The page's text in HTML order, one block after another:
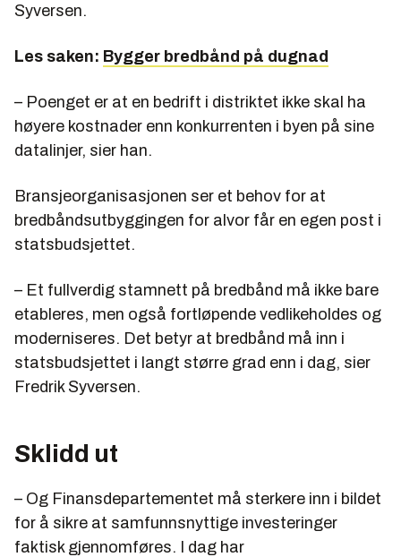
Syversen.
Les saken: Bygger bredbånd på dugnad
– Poenget er at en bedrift i distriktet ikke skal ha
høyere kostnader enn konkurrenten i byen på sine
datalinjer, sier han.
Bransjeorganisasjonen ser et behov for at
bredbåndsutbyggingen for alvor får en egen post i
statsbudsjettet.
– Et fullverdig stamnett på bredbånd må ikke bare
etableres, men også fortløpende vedlikeholdes og
moderniseres. Det betyr at bredbånd må inn i
statsbudsjettet i langt større grad enn i dag, sier
Fredrik Syversen.
Sklidd ut
– Og Finansdepartementet må sterkere inn i bildet
for å sikre at samfunnsnyttige investeringer
faktisk gjennomføres. I dag har